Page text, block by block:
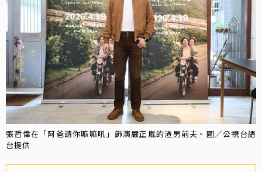
張哲偉在「阿爸請你嘛嘛吼」飾演嚴正嵐的渣男前夫。圖／公視台語
台提供